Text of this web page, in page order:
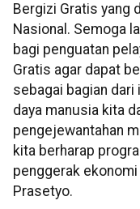
Bergizi Gratis yang
Nasional. Semoga
bagi penguatan
Gratis agar dapat
sebagai bagian
daya manusia kita
pengejewantahan
kita berharap
penggerak
Prasetyo.